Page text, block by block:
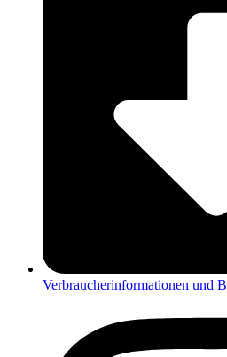
Verbraucherinformationen und